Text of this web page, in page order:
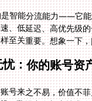
智能分流能力——它能
、低延迟、高优先级
至关重要。想象一下
：你的账号资
号来之不易，价值不
。数据安全加密技术
防范中间人攻击或窃